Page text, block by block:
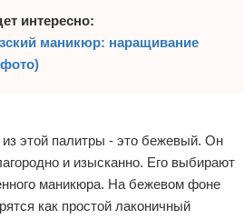
интересно:
маникюр: наращивание
этой палитры - это бежевый. Он
и изысканно. Его выбирают
маникюра. На бежевом фоне
как простой лаконичный